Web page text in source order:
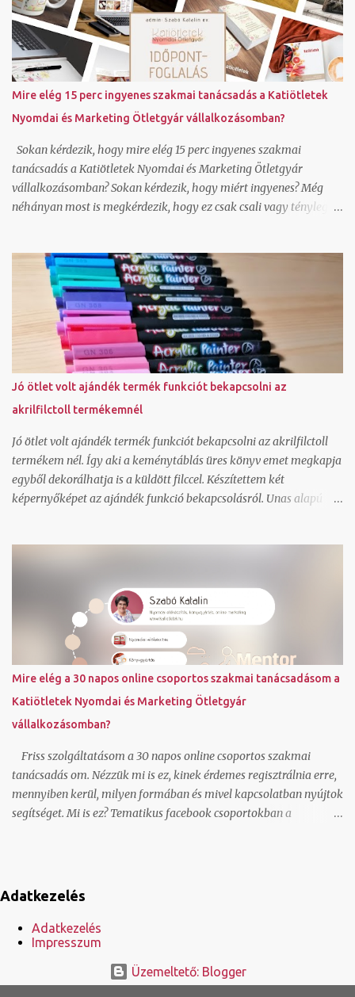
és oldalról látszik. Az íróasztal egy ablak előtt áll, az ablakból egy
virágos kertre lehet látni és a háttérben hófödte hegycsúcsokra.
Ha jól megnézzük hellyel-közzel azt csináltam amit kértem.
Annak nem néztem még utána, hogy az így generált képeket
hogyan lehet felhasználni, milyen szerzői jogok vonatkoznak rá
és lehet-e jobb felbontásban is generálni a canvavan, de úgy
látom, hogy ha nincs valakinek saját fotója, amit megjelenítsen,
bátran használhat ilyen alkalmazást is. Hogy...
Mire elég 15 perc ingyenes szakmai tanácsadás a Katiötletek
Nyomdai és Marketing Ötletgyár vállalkozásomban?
Sokan kérdezik, hogy mire elég 15 perc ingyenes szakmai
tanácsadás a Katiötletek Nyomdai és Marketing Ötletgyár
vállalkozásomban? Sokan kérdezik, hogy miért ingyenes? Még
néhányan most is megkérdezik, hogy ez csak csali vagy tényleg
tesztelni olvasói szemmel egy-egy online felületedet és tudok
javaslatot tenni, hogy mit módosítsd ahhoz, hogy hatékonyabban
működjön canva képszerkesztő program alap használatát meg
tudjuk nézni és rájössz ezután hogy jé, ez tényleg ilyen egyszerű
általad használt grafikai programban tudlak segíteni, hogy ments
olyan pdf-et, ami a nyomdai céloknak megfelel wordpress és unas
weboldal és webáruház technikai kérdését tudom megválaszolni
ha még csak most tervezel vállalkozást indítani, át tudjuk beszélni
a szempontokat, amit érdemes mérlegelned ha egyedi
ajándékötletet keresel, el tudlak halmozni és jó párral ennyi idő
alatt meg tud...
Jó ötlet volt ajándék termék funkciót bekapcsolni az
akrilfilctoll termékemnél
Jó ötlet volt ajándék termék funkciót bekapcsolni az akrilfilctoll
termékem nél. Így aki a keménytáblás üres könyv emet megkapja
egyből dekorálhatja is a küldött filccel. Készítettem két
képernyőképet az ajándék funkció bekapcsolásról. Unas alapú
képernyőképpel a kosár oldalt, ahol a marketing menü
beállítások szerint meg is jelenik a választható ajándék termék.
Mi a különbség a között, hogy a marketing menüben egy
szabályt beállítunk, amihez ajándék választható vagy a között
hogy a terméknél is beállítjuk, hogy ez ajándék termék? Az
előbbinél az ajándékba választható termék külön is megvehető,
az utóbbinál csak egy szabály szerinti beállításnál jelenik meg,
önállóan nem vásárolható meg. Miért akril filc választható
Mire elég a 30 napos online csoportos szakmai tanácsadásom a
Katiötletek Nyomdai és Marketing Ötletgyár
vállalkozásomban?
Friss szolgáltatásom a 30 napos online csoportos szakmai
tanácsadás om. Nézzük mi is ez, kinek érdemes regisztrálnia erre,
mennyiben kerül, milyen formában és mivel kapcsolatban nyújtok
segítséget. Mi is ez? Tematikus facebook csoportokban a
Online marketing kezdőknek Weboldal, webshop készítés
30 nap elteltével hosszabbítható Kinek érdemes erre regisztrálnia?
Annak érdemes regisztrálnia, aki a problémáját szívesen
megosztja a csoporttal és szívesen tanul a mások által feltett
kérdésekből és az arra adott válaszaimból. Annak, aki 30 nap alatt
Adatkezelés
Adatkezelés
Impresszum
Üzemeltető: Blogger